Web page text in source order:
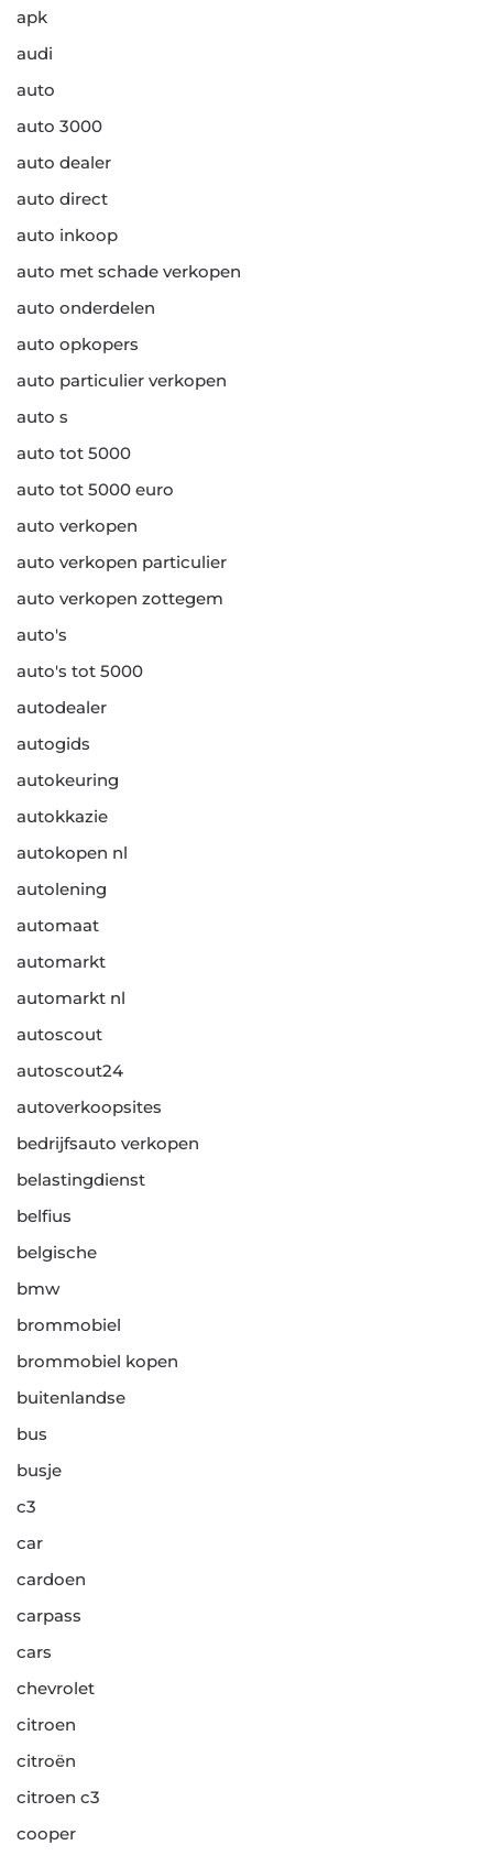
apk
audi
auto
auto 3000
auto dealer
auto direct
auto inkoop
auto met schade verkopen
auto onderdelen
auto opkopers
auto particulier verkopen
auto s
auto tot 5000
auto tot 5000 euro
auto verkopen
auto verkopen particulier
auto verkopen zottegem
auto's
auto's tot 5000
autodealer
autogids
autokeuring
autokkazie
autokopen nl
autolening
automaat
automarkt
automarkt nl
autoscout
autoscout24
autoverkoopsites
bedrijfsauto verkopen
belastingdienst
belfius
belgische
bmw
brommobiel
brommobiel kopen
buitenlandse
bus
busje
c3
car
cardoen
carpass
cars
chevrolet
citroen
citroën
citroen c3
cooper